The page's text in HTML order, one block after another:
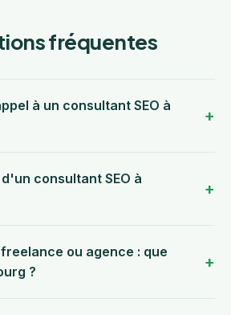
fréquentes
à un consultant SEO à
consultant SEO à
ou agence : que
?